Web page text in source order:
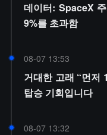
데이터: SpaceX
9%를 초과함
08-07 13:53
거대한 고래 “먼저
탑승 기회입니다
08-07 13:32